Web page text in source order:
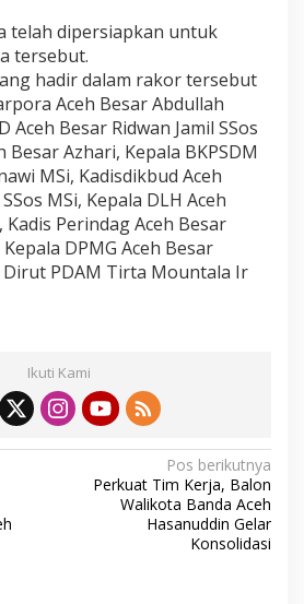
telah dipersiapkan untuk
tersebut.
hadir dalam rakor tersebut
Aceh Besar Abdullah
Aceh Besar Ridwan Jamil SSos
Besar Azhari, Kepala BKPSDM
MSi, Kadisdikbud Aceh
MSi, Kepala DLH Aceh
Perindag Aceh Besar
DPMG Aceh Besar
Dirut PDAM Tirta Mountala Ir
Ikuti Kami
Pos berikutnya
Perkuat Tim Kerja, Balon
Walikota Banda Aceh
Hasanuddin Gelar
Konsolidasi